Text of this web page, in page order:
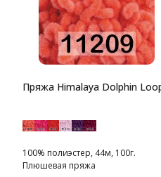
Пряжа Himalaya Dolphin
100% полиэстер, 44м, 100г.
Плюшевая пряжа